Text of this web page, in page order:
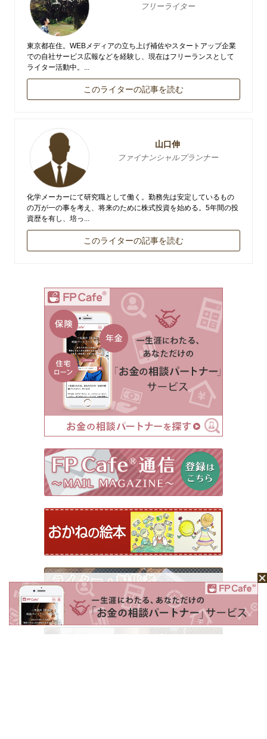
フリーライター
東京都在住。WEBメディアの立ち上げ補佐やスタートアップ企業
での自社サービス広報などを経験し、現在はフリーランスとして
ライター活動中。...
このライターの記事を読む
山口伸
ファイナンシャルプランナー
化学メーカーにて研究職として働く。勤務先は安定しているもの
の万が一の事を考え、将来のために株式投資を始める。5年間の投
資歴を有し、培っ...
このライターの記事を読む